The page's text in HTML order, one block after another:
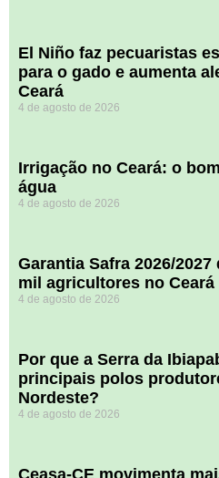
El Niño faz pecuaristas
para o gado e aumenta
Ceará
4 de agosto de 2026
Irrigação no Ceará: o
água
4 de agosto de 2026
Garantia Safra 2026/
mil agricultores no Ceará
4 de agosto de 2026
Por que a Serra da
principais polos
Nordeste?
4 de agosto de 2026
Ceasa-CE movimenta